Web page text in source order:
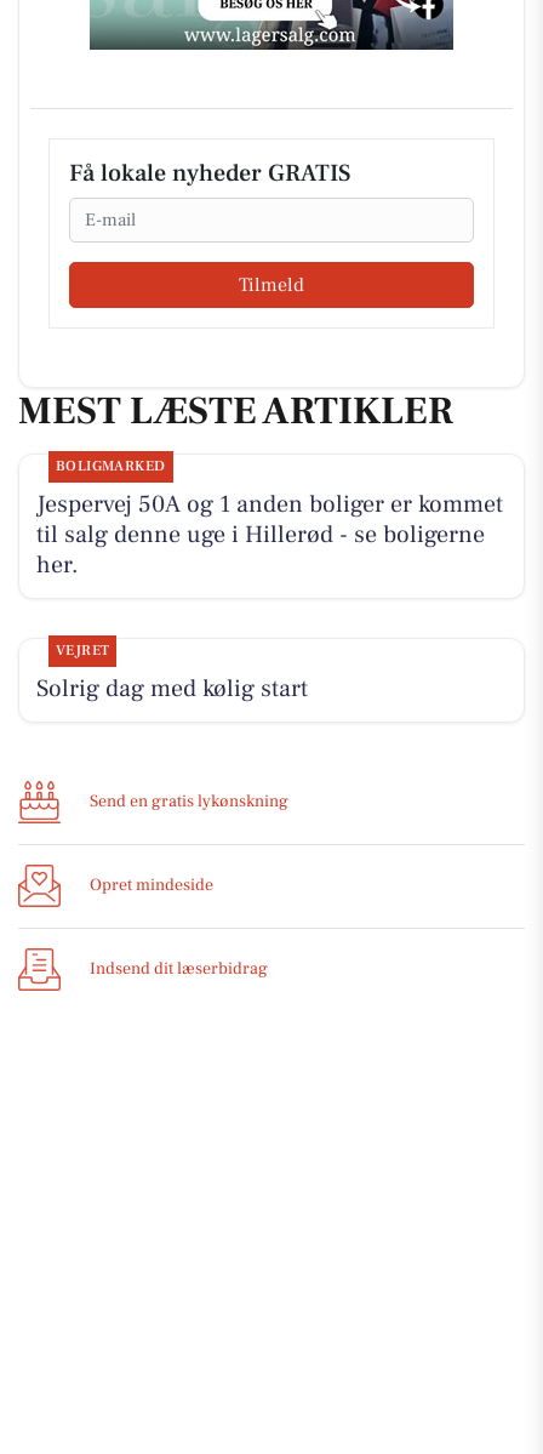
Få lokale nyheder GRATIS
Email
Tilmeld
MEST LÆSTE ARTIKLER
BOLIGMARKED
Jespervej 50A og 1 anden boliger er kommet
til salg denne uge i Hillerød - se boligerne
her.
VEJRET
Solrig dag med kølig start
Send en gratis lykønskning
Opret mindeside
Indsend dit læserbidrag